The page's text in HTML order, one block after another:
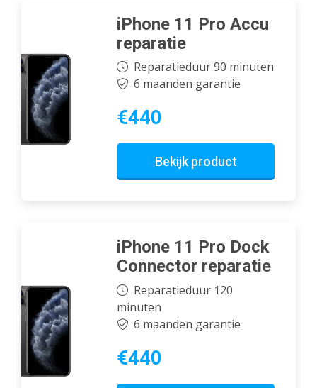
iPhone 11 Pro Accu
reparatie
Reparatieduur 90 minuten
6 maanden garantie
€440
Bekijk product
iPhone 11 Pro Dock
Connector reparatie
Reparatieduur 120
minuten
6 maanden garantie
€440